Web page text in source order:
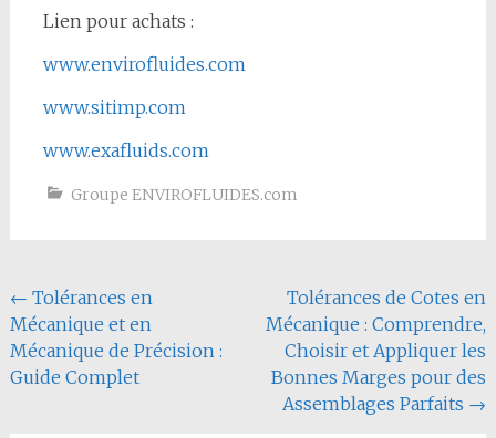
Lien pour achats :
www.envirofluides.com
www.sitimp.com
www.exafluids.com
Groupe ENVIROFLUIDES.com
Navigation
de
l'article
← Tolérances en
Mécanique et en
Mécanique de Précision :
Guide Complet
Tolérances de Cotes en
Mécanique : Comprendre,
Choisir et Appliquer les
Bonnes Marges pour des
Assemblages Parfaits →